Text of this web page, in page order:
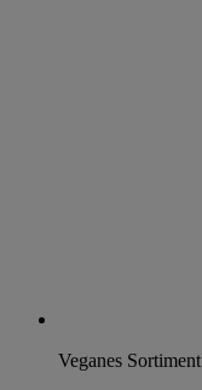
Veganes Sortiment